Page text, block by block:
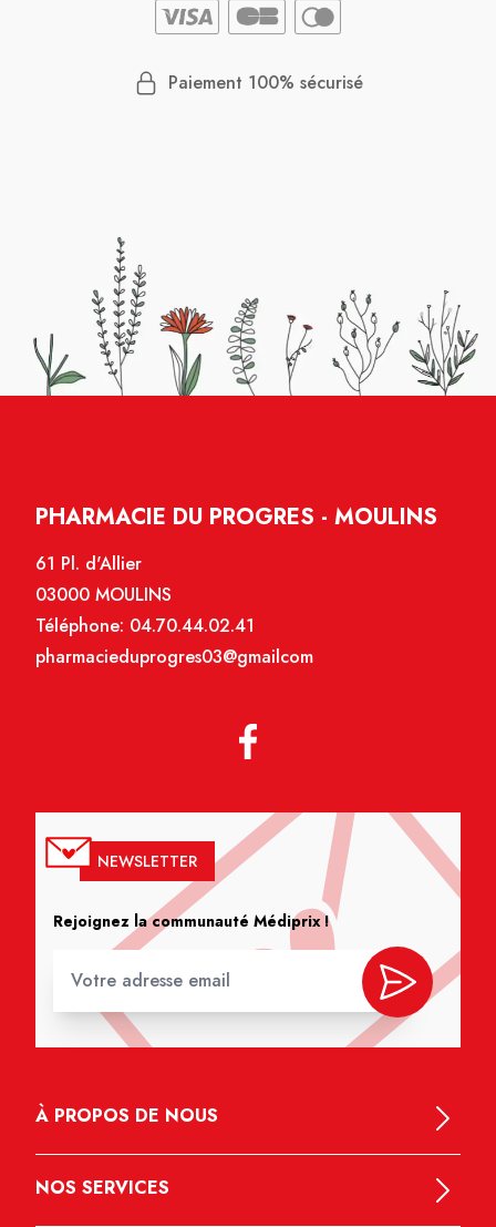
Paiement 100% sécurisé
PHARMACIE DU PROGRES - MOULINS
61 Pl. d'Allier
03000 MOULINS
Téléphone: 04.70.44.02.41
pharmacieduprogres03@gmailcom
NEWSLETTER
Rejoignez la communauté Médiprix !
À PROPOS DE NOUS
NOS SERVICES